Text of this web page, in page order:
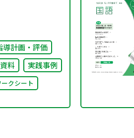
導計画・評価
料 実践事例
クシート